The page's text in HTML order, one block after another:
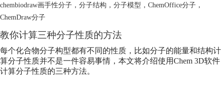
chembiodraw画手性分子 ， 分子结构 ， 分子模型 ， ChemOffice分子 ，
ChemDraw分子
教你计算三种分子性质的方法
每个化合物分子构型都有不同的性质，比如分子的能量和结构计
算分子性质并不是一件容易事情，本文将介绍使用Chem 3D软件
计算分子性质的三种方法。